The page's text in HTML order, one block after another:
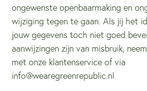
ongewenste openbaarmaking en
wijziging tegen te gaan. Als jij het
jouw gegevens toch niet goed
aanwijzingen zijn van misbruik,
met onze klantenservice of via
info@wearegreenrepublic.nl